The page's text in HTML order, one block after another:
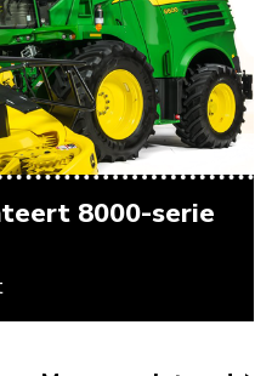
8000-serie